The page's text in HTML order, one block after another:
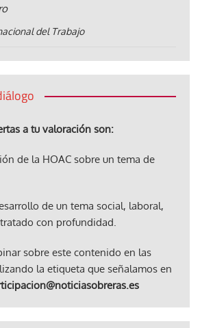
del Trabajo
a tu valoración son:
de la HOAC sobre un tema de
de un tema social, laboral,
con profundidad.
sobre este contenido en las
la etiqueta que señalamos en